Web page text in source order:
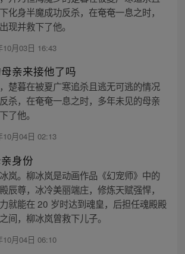
化身半魔成功反杀，在奄奄一息之时，
现并救下了他。
10月03日 16:43
亲来接他了吗
楚暮在被夏广寒追杀且逃无可逃的情况
杀，在奄奄一息之时，多年未见的母亲
了他。
10月04日 02:13
身份
岚。柳冰岚是动画作品《幻宠师》中的
辰尊，冰冷美丽端庄，修炼天赋强悍，
就能在 20 岁时达到魂皇，后担任魂殿殿
间，柳冰岚曾救下儿子。
10月04日 06:10